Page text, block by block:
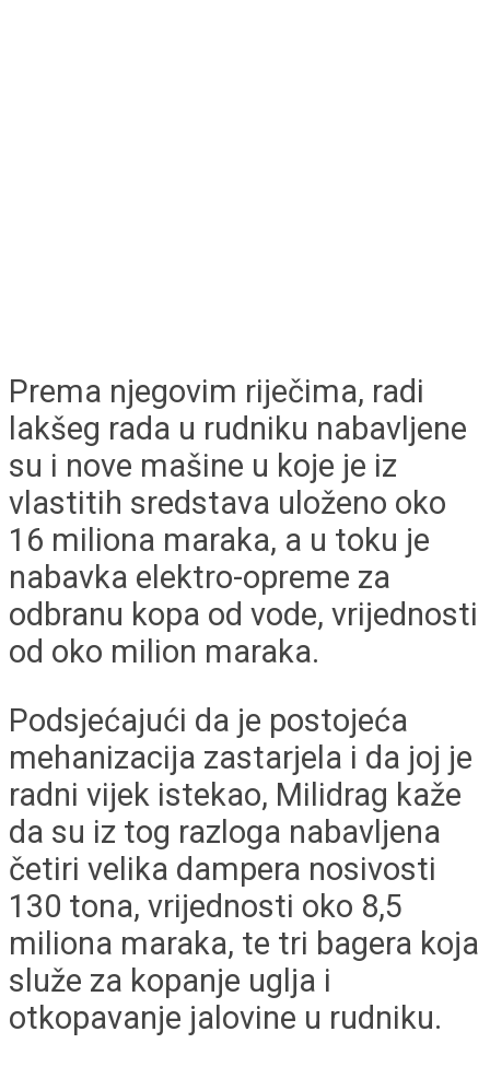
Prema njegovim riječima, radi
lakšeg rada u rudniku nabavljene
su i nove mašine u koje je iz
vlastitih sredstava uloženo oko
16 miliona maraka, a u toku je
nabavka elektro-opreme za
odbranu kopa od vode, vrijednosti
od oko milion maraka.
Podsjećajući da je postojeća
mehanizacija zastarjela i da joj je
radni vijek istekao, Milidrag kaže
da su iz tog razloga nabavljena
četiri velika dampera nosivosti
130 tona, vrijednosti oko 8,5
miliona maraka, te tri bagera koja
služe za kopanje uglja i
otkopavanje jalovine u rudniku.